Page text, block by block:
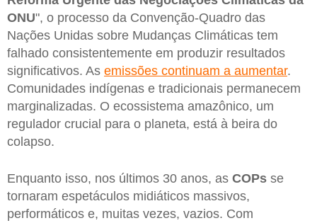
ONU", o processo da Convenção-Quadro das
Nações Unidas sobre Mudanças Climáticas tem
falhado consistentemente em produzir resultados
significativos. As emissões continuam a aumentar.
Comunidades indígenas e tradicionais permanecem
marginalizadas. O ecossistema amazônico, um
regulador crucial para o planeta, está à beira do
colapso.
Enquanto isso, nos últimos 30 anos, as COPs se
tornaram espetáculos midiáticos massivos,
performáticos e, muitas vezes, vazios. Com